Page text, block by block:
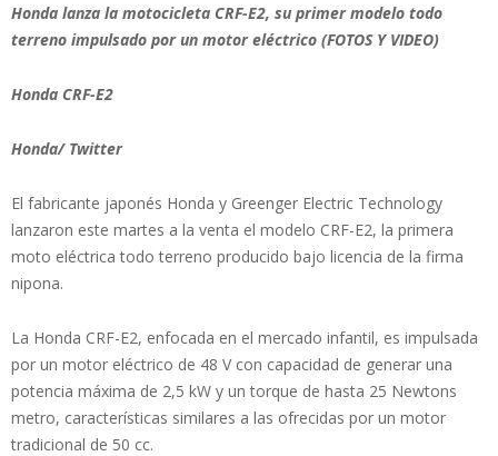
Honda lanza la motocicleta CRF-E2, su primer modelo todo
terreno impulsado por un motor eléctrico (FOTOS Y VIDEO)
Honda CRF-E2
Honda/ Twitter
El fabricante japonés Honda y Greenger Electric Technology
lanzaron este martes a la venta el modelo CRF-E2, la primera
moto eléctrica todo terreno producido bajo licencia de la firma
nipona.
La Honda CRF-E2, enfocada en el mercado infantil, es impulsada
por un motor eléctrico de 48 V con capacidad de generar una
potencia máxima de 2,5 kW y un torque de hasta 25 Newtons
metro, características similares a las ofrecidas por un motor
tradicional de 50 cc.